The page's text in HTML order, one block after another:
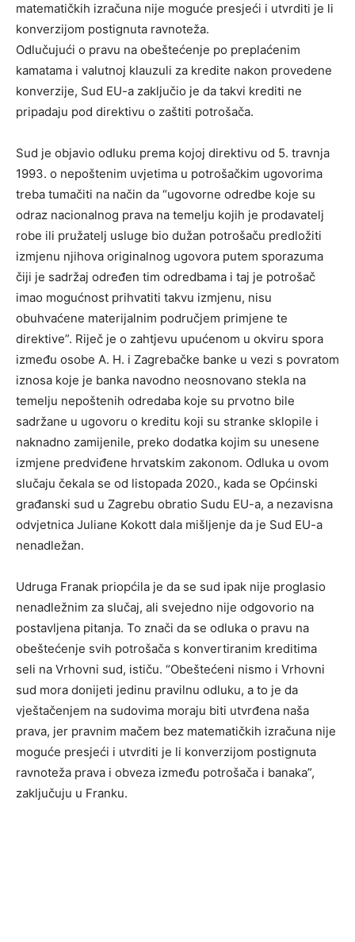
matematičkih izračuna nije moguće presjeći i utvrditi je li
konverzijom postignuta ravnoteža.
Odlučujući o pravu na obeštećenje po preplaćenim
kamatama i valutnoj klauzuli za kredite nakon provedene
konverzije, Sud EU-a zaključio je da takvi krediti ne
pripadaju pod direktivu o zaštiti potrošača.
Sud je objavio odluku prema kojoj direktivu od 5. travnja
1993. o nepoštenim uvjetima u potrošačkim ugovorima
treba tumačiti na način da “ugovorne odredbe koje su
odraz nacionalnog prava na temelju kojih je prodavatelj
robe ili pružatelj usluge bio dužan potrošaču predložiti
izmjenu njihova originalnog ugovora putem sporazuma
čiji je sadržaj određen tim odredbama i taj je potrošač
imao mogućnost prihvatiti takvu izmjenu, nisu
obuhvaćene materijalnim područjem primjene te
direktive”. Riječ je o zahtjevu upućenom u okviru spora
između osobe A. H. i Zagrebačke banke u vezi s povratom
iznosa koje je banka navodno neosnovano stekla na
temelju nepoštenih odredaba koje su prvotno bile
sadržane u ugovoru o kreditu koji su stranke sklopile i
naknadno zamijenile, preko dodatka kojim su unesene
izmjene predviđene hrvatskim zakonom. Odluka u ovom
slučaju čekala se od listopada 2020., kada se Općinski
građanski sud u Zagrebu obratio Sudu EU-a, a nezavisna
odvjetnica Juliane Kokott dala mišljenje da je Sud EU-a
nenadležan.
Udruga Franak priopćila je da se sud ipak nije proglasio
nenadležnim za slučaj, ali svejedno nije odgovorio na
postavljena pitanja. To znači da se odluka o pravu na
obeštećenje svih potrošača s konvertiranim kreditima
seli na Vrhovni sud, ističu. “Obeštećeni nismo i Vrhovni
sud mora donijeti jedinu pravilnu odluku, a to je da
vještačenjem na sudovima moraju biti utvrđena naša
prava, jer pravnim mačem bez matematičkih izračuna nije
moguće presjeći i utvrditi je li konverzijom postignuta
ravnoteža prava i obveza između potrošača i banaka”,
zaključuju u Franku.